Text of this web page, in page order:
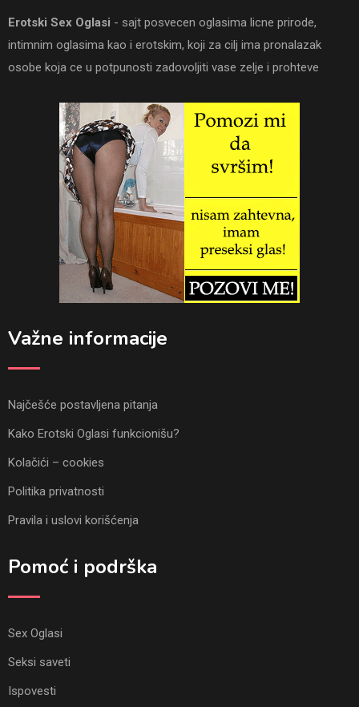
Erotski Sex Oglasi - sajt posvecen oglasima licne prirode,
intimnim oglasima kao i erotskim, koji za cilj ima pronalazak
osobe koja ce u potpunosti zadovoljiti vase zelje i prohteve
Važne informacije
Najčešće postavljena pitanja
Kako Erotski Oglasi funkcionišu?
Kolačići – cookies
Politika privatnosti
Pravila i uslovi korišćenja
Pomoć i podrška
Sex Oglasi
Seksi saveti
Ispovesti